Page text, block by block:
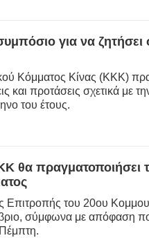
για να ζητήσει
Κόμματος Κίνας (ΚΚΚ)
και προτάσεις σχετικά με
του έτους.
θα πραγματοποιήσει
Επιτροπής του 20ου
σύμφωνα με απόφαση